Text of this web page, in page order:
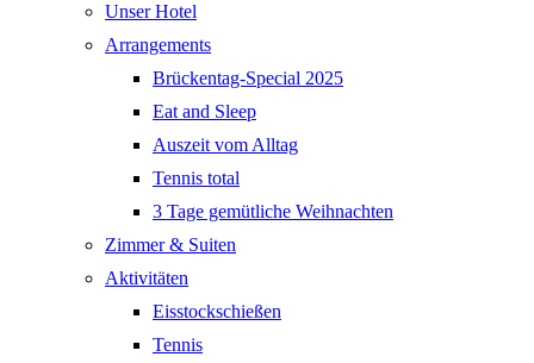
Unser Hotel
Arrangements
Brückentag-Special 2025
Eat and Sleep
Auszeit vom Alltag
Tennis total
3 Tage gemütliche Weihnachten
Zimmer & Suiten
Aktivitäten
Eisstockschießen
Tennis